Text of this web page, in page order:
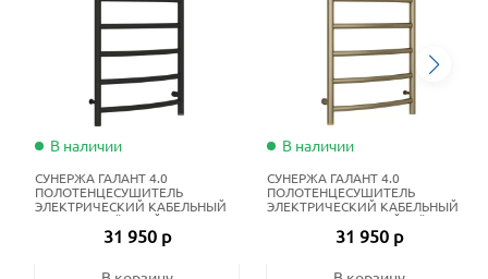
В наличии
СУНЕРЖА ГАЛАНТ 4.0
ПОЛОТЕНЦЕСУШИТЕЛЬ
ЭЛЕКТРИЧЕСКИЙ КАБЕЛЬНЫЙ
100Х50 СМ ТЁМНЫЙ ТИТАН
31 950 р
В наличии
СУНЕРЖА ГАЛАНТ 4.0
ПОЛОТЕНЦЕСУШИТЕЛЬ
ЭЛЕКТРИЧЕСКИЙ КАБЕЛЬНЫЙ
100Х50 СМ ЗОЛОТОЙ ШЁЛК
31 950 р